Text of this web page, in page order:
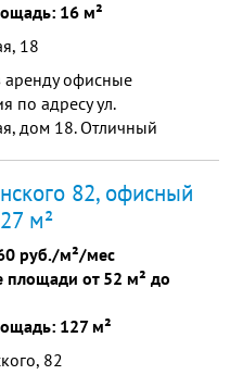
16 м²
18
аренду офисные
по адресу ул.
дом 18. Отличный
охраняемая парковка
охрана.
и охранная
Площадь
от 16 до 1000 кв. м.
82, офисный
м²
руб./м²/мес
площади от 52 м² до
127 м²
82